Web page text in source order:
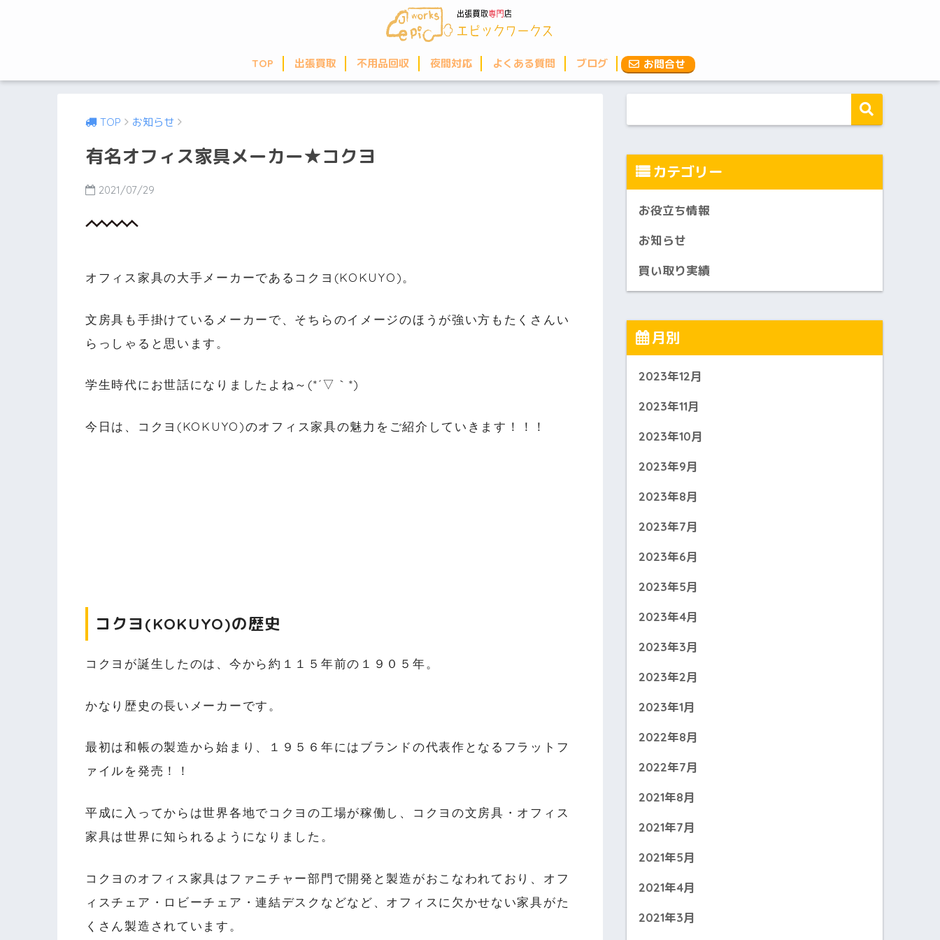
TOP 出張買取 不用品回収 夜間対応 よくある質問 ブログ お問合せ
TOP お知らせ
有名オフィス家具メーカー★コクヨ
2021/07/29
オフィス家具の大手メーカーであるコクヨ(KOKUYO)。
文房具も手掛けているメーカーで、そちらのイメージのほうが強い方もたくさんい
らっしゃると思います。
学生時代にお世話になりましたよね～(*´▽｀*)
今日は、コクヨ(KOKUYO)のオフィス家具の魅力をご紹介していきます！！！
コクヨ(KOKUYO)の歴史
コクヨが誕生したのは、今から約１１５年前の１９０５年。
かなり歴史の長いメーカーです。
最初は和帳の製造から始まり、１９５６年にはブランドの代表作となるフラットフ
ァイルを発売！！
平成に入ってからは世界各地でコクヨの工場が稼働し、コクヨの文房具・オフィス
家具は世界に知られるようになりました。
コクヨのオフィス家具はファニチャー部門で開発と製造がおこなわれており、オフ
ィスチェア・ロビーチェア・連結デスクなどなど、オフィスに欠かせない家具がた
くさん製造されています。
カテゴリー
お役立ち情報
お知らせ
買い取り実績
月別
2023年12月
2023年11月
2023年10月
2023年9月
2023年8月
2023年7月
2023年6月
2023年5月
2023年4月
2023年3月
2023年2月
2023年1月
2022年8月
2022年7月
2021年8月
2021年7月
2021年5月
2021年4月
2021年3月